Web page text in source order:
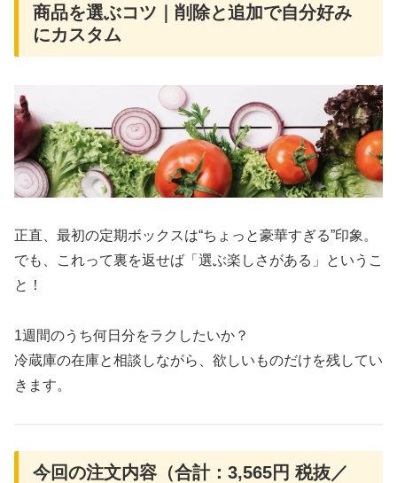
商品を選ぶコツ｜削除と追加で自分好み
にカスタム
正直、最初の定期ボックスは“ちょっと豪華すぎる”印象。
でも、これって裏を返せば「選ぶ楽しさがある」というこ
と！
1週間のうち何日分をラクしたいか？
冷蔵庫の在庫と相談しながら、欲しいものだけを残してい
きます。
今回の注文内容（合計：3,565円 税抜／